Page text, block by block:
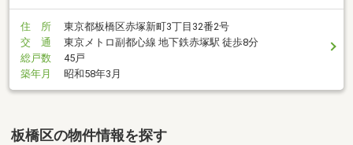
住 所
東京都板橋区赤塚新町3丁目32番2号
交 通
東京メトロ副都心線 地下鉄赤塚駅 徒歩8分
総戸数
45戸
築年月
昭和58年3月
板橋区の物件情報を探す